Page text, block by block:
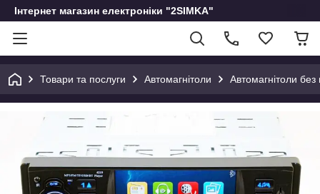
Інтернет магазин електроніки "2SIMKA"
Товари та послуги Автомагнітоли Автомагнітоли